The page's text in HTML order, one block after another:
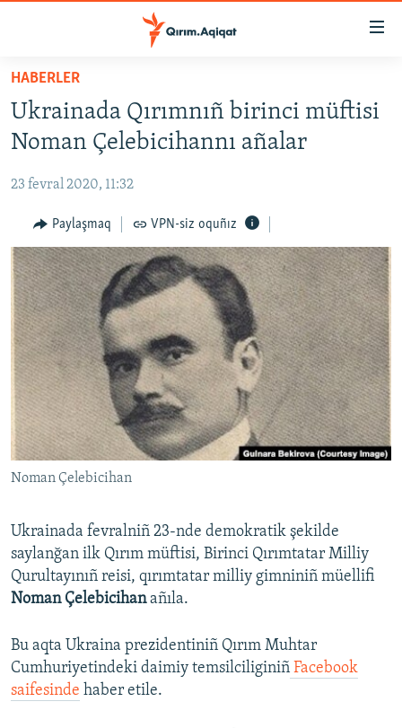
Esas
qaytmaq
Baş
qaytmaq
qaytmaq
HABERLER
İQTİSADİYAT
CEMİYET
MEDENİYET
İNSAN AQLARI
VİDEO
SÜRET
BLOGLAR
FİKİR
Русский
Українською
RFE/RS bütün saytları
HABERLER
Ukrainada Qırımnıñ birinci müftisi
Noman Çelebicihannı añalar
23 fevral 2020, 11:32
Paylaşmaq VPN-siz oquñız
Noman Çelebicihan
Ukrainada fevralniñ 23-nde demokratik şekilde
saylanğan ilk Qırım müftisi, Birinci Qırımtatar Milliy
Qurultayınıñ reisi, qırımtatar milliy gimniniñ müellifi
Noman Çelebicihanañıla.
Bu aqta Ukraina prezidentiniñ Qırım Muhtar
Cumhuriyetindeki daimiy temsilciliginiñ Facebook
saifesinde haber etile.